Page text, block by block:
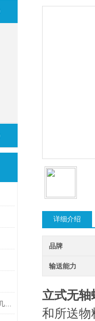
详细介绍
品牌
输送能力
立式无轴
和所送物